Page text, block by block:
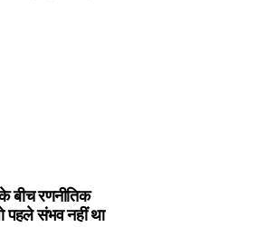
बीच रणनीतिक
पहले संभव नहीं था